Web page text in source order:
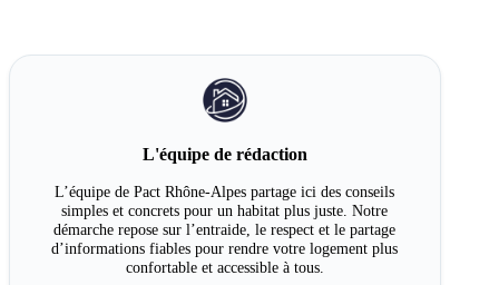
L'équipe de rédaction
L’équipe de Pact Rhône-Alpes partage ici des conseils
simples et concrets pour un habitat plus juste. Notre
démarche repose sur l’entraide, le respect et le partage
d’informations fiables pour rendre votre logement plus
confortable et accessible à tous.